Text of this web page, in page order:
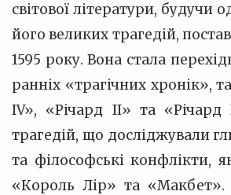
світової літератури, будучи
його великих трагедій,
1595 року. Вона стала
ранніх «трагічних хронік»,
IV», «Річард II» та «Річард
трагедій, що досліджували
та філософські конфлікти,
«Король Лір» та «Макбет».